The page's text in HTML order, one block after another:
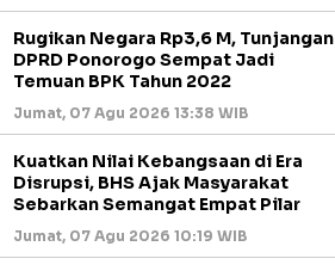
Rugikan Negara Rp3,6 M, Tunjangan
DPRD Ponorogo Sempat Jadi
Temuan BPK Tahun 2022
Jumat, 07 Agu 2026 13:38 WIB
Kuatkan Nilai Kebangsaan di Era
Disrupsi, BHS Ajak Masyarakat
Sebarkan Semangat Empat Pilar
Jumat, 07 Agu 2026 10:19 WIB